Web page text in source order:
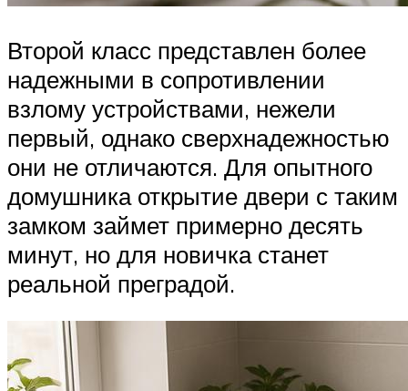
Второй класс представлен более
надежными в сопротивлении
взлому устройствами, нежели
первый, однако сверхнадежностью
они не отличаются. Для опытного
домушника открытие двери с таким
замком займет примерно десять
минут, но для новичка станет
реальной преградой.